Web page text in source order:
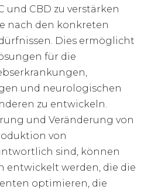
und CBD zu verstärken
nach den konkreten
Dies ermöglicht
für die
und neurologischen
zu entwickeln.
und Veränderung von
von
sind, können
entwickelt werden, die die
optimieren, die